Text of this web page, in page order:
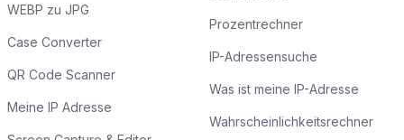
WEBP zu JPG
Case Converter
QR Code Scanner
Meine IP Adresse
Prozentrechner
IP-Adressensuche
Was ist meine IP-Adresse
Wahrscheinlichkeitsrechner